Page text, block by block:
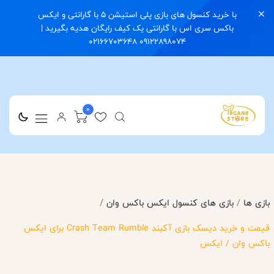
با خرید کنسول های بازی پلی استیشن 5 با گارانتی و ایکس
باکس سری اس با گارانتی یک کیف رایگان هدیه بگیرید |
09122898074 02166703648
0
بازی ها / بازی های کنسول ایکس باکس وان /
قیمت و خرید دیسک بازی آکبند Crash Team Rumble برای ایکس
باکس وان / ایکس